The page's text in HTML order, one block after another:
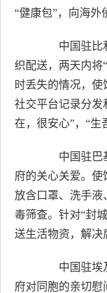
“健康包”，向海外
中国驻比利
织配送，两天内将
时丢失的情况，使
社交平台记录分发
在，很安心”，“生
中国驻巴基
府的关心关爱。使
放含口罩、洗手液
毒筛查。针对“封
送生活物资，解决
中国驻埃及
府对同胞的亲切